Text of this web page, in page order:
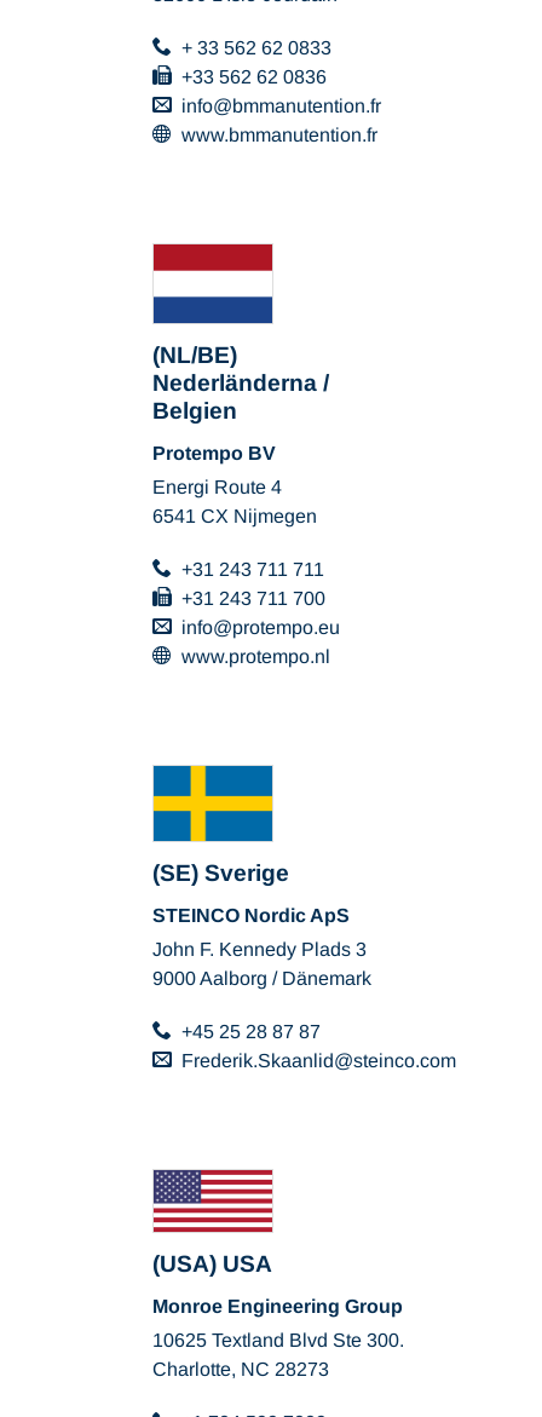
+ 33 562 62 0833
+33 562 62 0836
info
bmmanutention fr
www.bmmanutention.fr
(NL/BE)
Nederländerna /
Belgien
Protempo BV
Energi Route 4
6541 CX Nijmegen
+31 243 711 711
+31 243 711 700
info
protempo eu
www.protempo.nl
(SE) Sverige
STEINCO Nordic ApS
John F. Kennedy Plads 3
9000 Aalborg / Dänemark
+45 25 28 87 87
Frederik.Skaanlid
steinco com
(USA) USA
Monroe Engineering Group
10625 Textland Blvd Ste 300.
Charlotte, NC 28273